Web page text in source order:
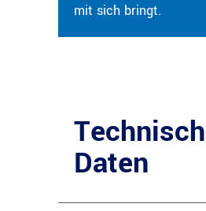
mit sich bringt.
Daten